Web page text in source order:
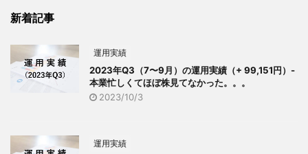
新着記事
運用実績
2023年Q3（7〜9月）の運用実績（+ 99,151円）-
本業忙しくてほぼ株見てなかった。。。
2023/10/3
運用実績